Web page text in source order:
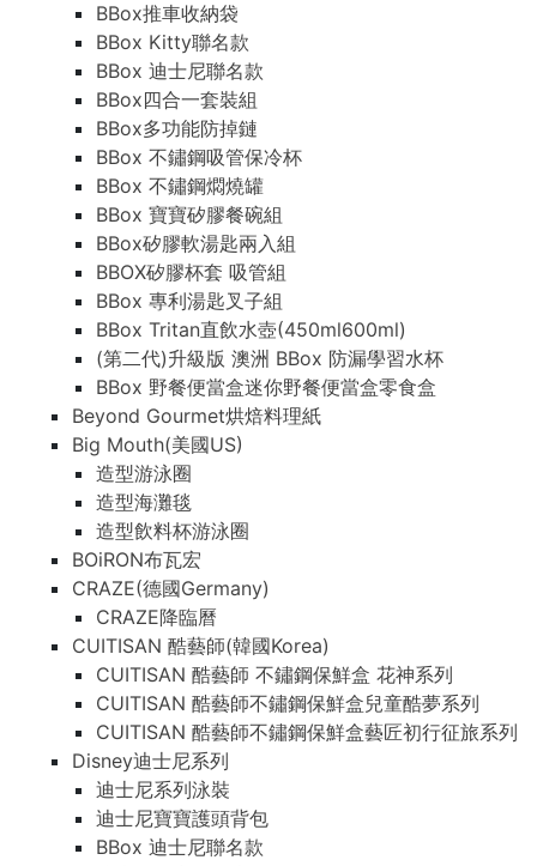
BBox推車收納袋
BBox Kitty聯名款
BBox 迪士尼聯名款
BBox四合一套裝組
BBox多功能防掉鏈
BBox 不鏽鋼吸管保冷杯
BBox 不鏽鋼燜燒罐
BBox 寶寶矽膠餐碗組
BBox矽膠軟湯匙兩入組
BBOX矽膠杯套 吸管組
BBox 專利湯匙叉子組
BBox Tritan直飲水壺(450ml600ml)
(第二代)升級版 澳洲 BBox 防漏學習水杯
BBox 野餐便當盒迷你野餐便當盒零食盒
Beyond Gourmet烘焙料理紙
Big Mouth(美國US)
造型游泳圈
造型海灘毯
造型飲料杯游泳圈
BOiRON布瓦宏
CRAZE(德國Germany)
CRAZE降臨曆
CUITISAN 酷藝師(韓國Korea)
CUITISAN 酷藝師 不鏽鋼保鮮盒 花神系列
CUITISAN 酷藝師不鏽鋼保鮮盒兒童酷夢系列
CUITISAN 酷藝師不鏽鋼保鮮盒藝匠初行征旅系列
Disney迪士尼系列
迪士尼系列泳裝
迪士尼寶寶護頭背包
BBox 迪士尼聯名款